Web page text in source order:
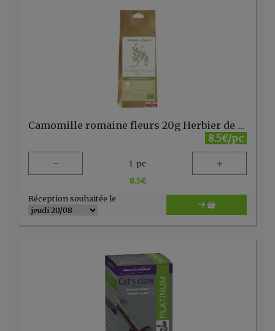
Camomille romaine fleurs 20g Herbier de France
8.5€/pc
- 1 pc +
8.5€
Réception souhaitée le